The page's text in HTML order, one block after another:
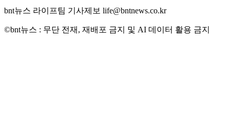
bnt뉴스 라이프팀 기사제보 life@bntnews.co.kr
©bnt뉴스 : 무단 전재, 재배포 금지 및 AI 데이터 활용 금지